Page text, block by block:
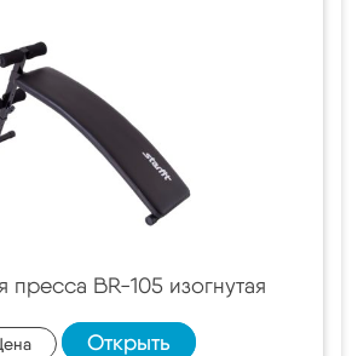
пресса BR-105 изогнутая
Открыть